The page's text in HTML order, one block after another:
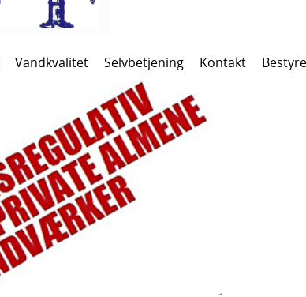
Vandkvalitet Selvbetjening Kontakt